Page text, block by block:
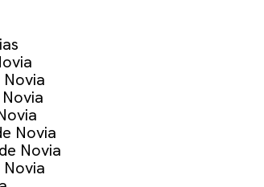
Novia
Novia
Novia